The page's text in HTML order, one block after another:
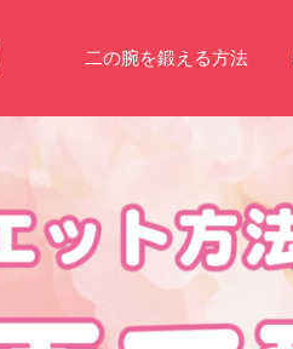
二の腕を鍛える方法